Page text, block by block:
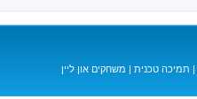
| תמיכה טכנית | משחקים און ליין